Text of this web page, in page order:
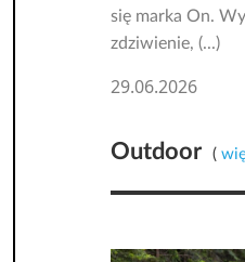
się marka On.
zdziwienie, (...)
29.06.2026
Outdoor (